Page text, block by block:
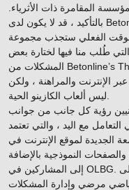
المقامرة ذات الأثرياء.
بالتأكيد ، قد لا يكون لدى Betonline حافز قبول على دراية في العمل ، لكن
الفعلي ستجذب مجموعة
طُلب منا فيها لختارة بعض
المشكلات من Betonline’s The Promed Render ، لأنه من المؤكد أن
الإنترنت والمراهنة ، ولكن
رؤية كل جانب من جوانب
التعامل مع اليد ، والتي تعتمد
الجديدة لموقع الإنترنت في
والصفحات النموذجية بالإضافة
إلى المشاركين في OLBG. إن السمعة الموثوقة هي في الواقع مؤشر على
مرضي وإدارة المشكلات